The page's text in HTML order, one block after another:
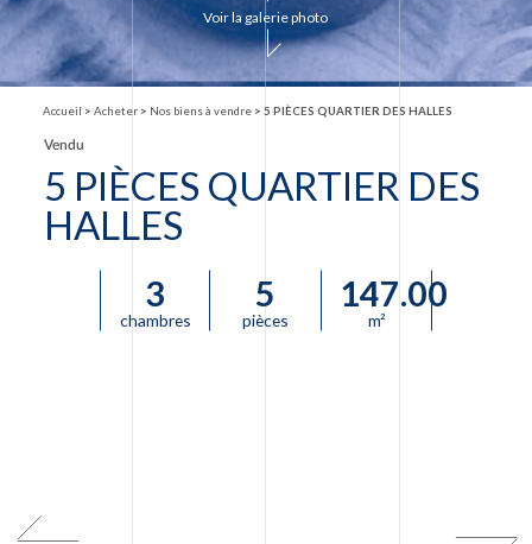
Voir la galerie photo
Accueil > Acheter > Nos biens à vendre > 5 PIÈCES QUARTIER DES HALLES
Vendu
5 PIÈCES QUARTIER DES
HALLES
3
chambres
5
pièces
147.00
m²